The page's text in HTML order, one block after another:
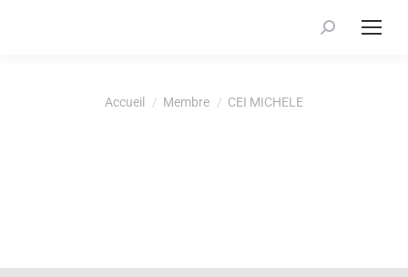
Recherche
Accueil Membre CEI MICHELE